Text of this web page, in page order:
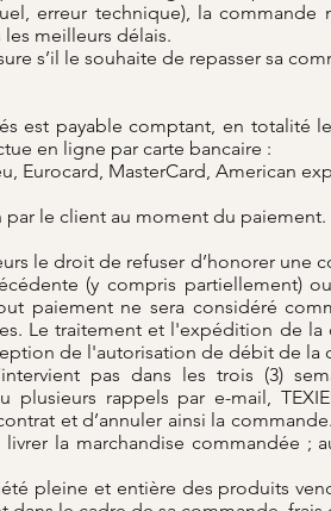
erreur technique), la commande
meilleurs délais.
s’il le souhaite de repasser sa
est payable comptant, en totalité
en ligne par carte bancaire :
Eurocard, MasterCard, American
le client au moment du paiement.
le droit de refuser d’honorer une
(y compris partiellement)
paiement ne sera considéré
Le traitement et l'expédition de
de l'autorisation de débit de la
pas dans les trois (3)
plusieurs rappels par e-mail,
et d’annuler ainsi la
la marchandise commandée ;
pleine et entière des produits